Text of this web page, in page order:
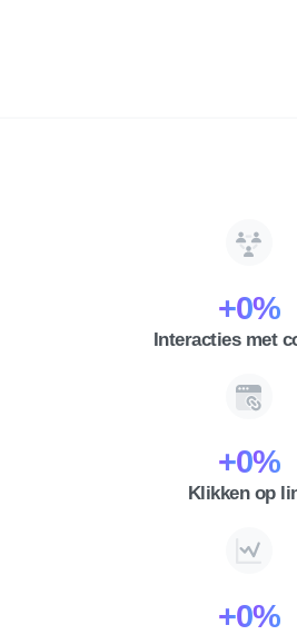
+0%
Interacties met
+0%
Klikken op
+0%